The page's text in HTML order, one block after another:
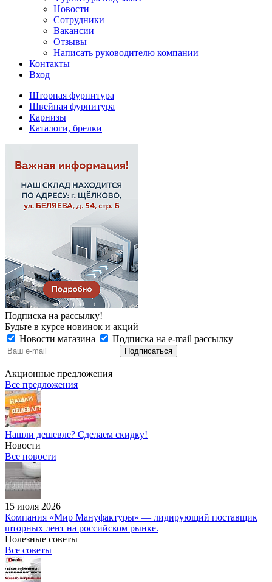
Новости
Сотрудники
Вакансии
Отзывы
Написать руководителю компании
Контакты
Вход
Шторная фурнитура
Швейная фурнитура
Карнизы
Каталоги, брелки
Подписка на рассылку!
Будьте в курсе новинок и акций
Новости магазина
Подписка на e-mail рассылку
Акционные предложения
Все предложения
Нашли дешевле? Сделаем скидку!
Новости
Все новости
15 июля 2026
Компания «Мир Мануфактуры» — лидирующий поставщик
шторных лент на российском рынке.
Полезные советы
Все советы